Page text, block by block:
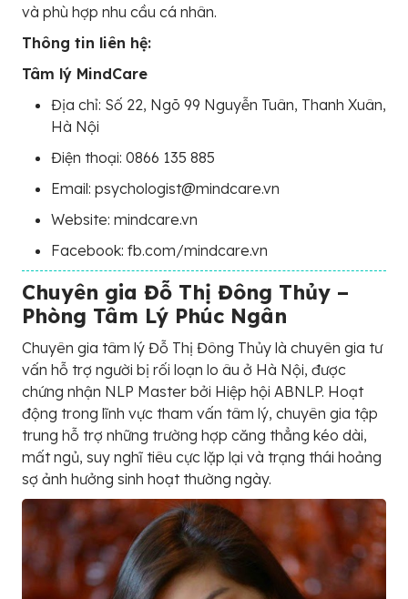
và phù hợp nhu cầu cá nhân.
Thông tin liên hệ:
Tâm lý MindCare
Địa chỉ: Số 22, Ngõ 99 Nguyễn Tuân, Thanh Xuân,
Hà Nội
Điện thoại: 0866 135 885
Email: psychologist@mindcare.vn
Website: mindcare.vn
Facebook: fb.com/mindcare.vn
Chuyên gia Đỗ Thị Đông Thủy –
Phòng Tâm Lý Phúc Ngân
Chuyên gia tâm lý Đỗ Thị Đông Thủy là chuyên gia tư
vấn hỗ trợ người bị rối loạn lo âu ở Hà Nội, được
chứng nhận NLP Master bởi Hiệp hội ABNLP. Hoạt
động trong lĩnh vực tham vấn tâm lý, chuyên gia tập
trung hỗ trợ những trường hợp căng thẳng kéo dài,
mất ngủ, suy nghĩ tiêu cực lặp lại và trạng thái hoảng
sợ ảnh hưởng sinh hoạt thường ngày.